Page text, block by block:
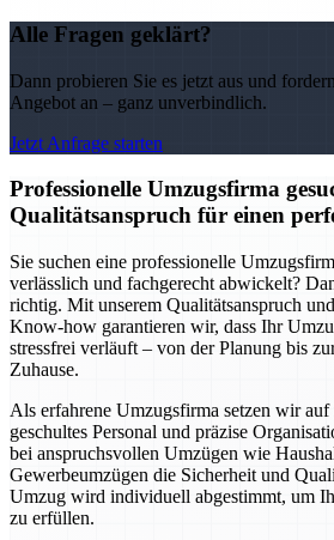
Alle Fragen geklärt?
Dann probieren Sie es jetzt aus und
Angebot an – ganz unverbindlich.
Jetzt Anfrage starten
Professionelle Umzugsfirma
Qualitätsanspruch für einen
Sie suchen eine professionelle
verlässlich und fachgerecht abwickelt?
richtig. Mit unserem Qualitätsanspruch
Know-how garantieren wir, dass Ihr
stressfrei verläuft – von der Planung bis
Zuhause.
Als erfahrene Umzugsfirma setzen wir auf
geschultes Personal und präzise
bei anspruchsvollen Umzügen wie
Gewerbeumzügen die Sicherheit und
Umzug wird individuell abgestimmt, um
zu erfüllen.